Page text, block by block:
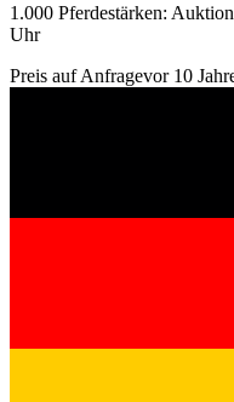
1.000 Pferdestärken:
Uhr
Preis auf Anfragevor 10